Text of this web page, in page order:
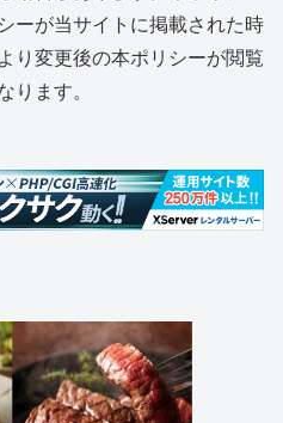
ーが当サイトに掲載された時
り変更後の本ポリシーが閲覧
ります。